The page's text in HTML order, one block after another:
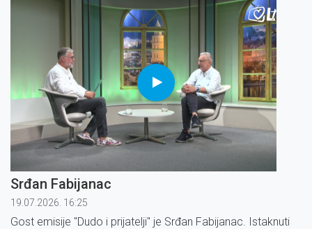
Srđan Fabijanac
19.07.2026. 16:25
Gost emisije ''Dudo i prijatelji'' je Srđan Fabijanac. Istaknuti